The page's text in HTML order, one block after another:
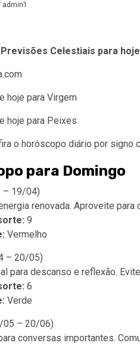
admin1
Celestiais para hoje
hoje para Virgem
hoje para Peixes
o horóscopo diário por signo
para Domingo
– 19/04)
renovada. Aproveite
9
Vermelho
– 20/05)
para descanso e reflexão.
6
Verde
05 – 20/06)
conversas importantes.